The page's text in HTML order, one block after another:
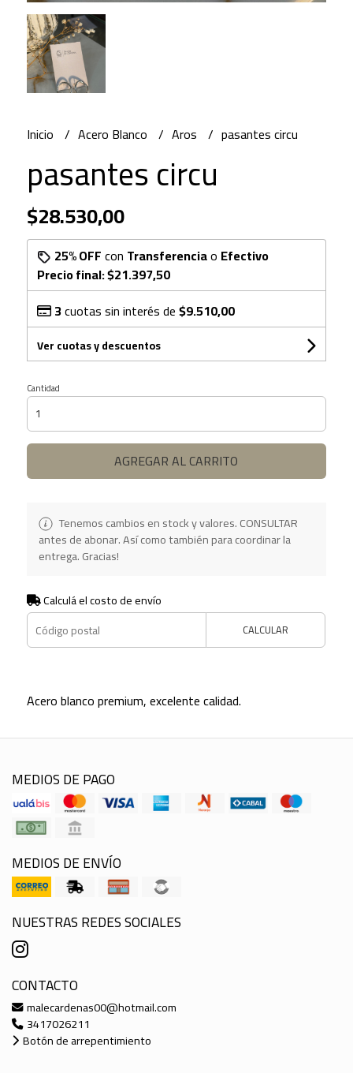
Inicio Acero Blanco Aros pasantes circu
pasantes circu
$28.530,00
25% OFFcon Transferenciao Efectivo
Precio final:$21.397,50
3cuotas sin interés de$9.510,00
Ver cuotas y descuentos
Cantidad
AGREGAR AL CARRITO
Tenemos cambios en stock y valores. CONSULTAR
antes de abonar. Así como también para coordinar la
entrega. Gracias!
Calculá el costo de envío
CALCULAR
Acero blanco premium, excelente calidad.
MEDIOS DE PAGO
MEDIOS DE ENVÍO
NUESTRAS REDES SOCIALES
CONTACTO
malecardenas00@hotmail.com
3417026211
Botón de arrepentimiento